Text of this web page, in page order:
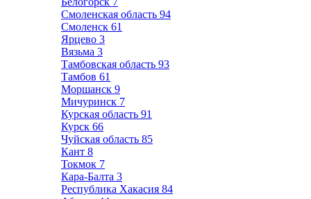
Смоленская область 94
Смоленск 61
Ярцево 3
Вязьма 3
Тамбовская область 93
Тамбов 61
Моршанск 9
Мичуринск 7
Курская область 91
Курск 66
Чуйская область 85
Кант 8
Токмок 7
Кара-Балта 3
Республика Хакасия 84